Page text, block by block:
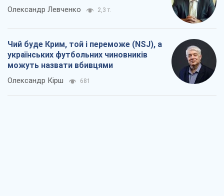
Олександр Левченко 2,3 т.
Чий буде Крим, той і переможе (NSJ), а
українських футбольних чиновників
можуть назвати вбивцями
Олександр Кірш 681